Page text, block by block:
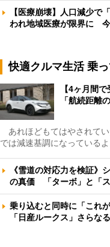
【医療崩壊】人口減少で
われ地域医療が限界に
快適クルマ生活 乗
【4ヶ月間
「航続距離
あれほどもてはやされて
では減速基調になっている
《雪道の対応力を検証》
の真価 「ターボ」と「
乗り込むと同時に「これ
「日産ルークス」さらな